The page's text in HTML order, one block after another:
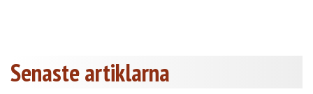
Senaste artiklarna